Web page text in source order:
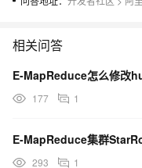
相关问答
177 1
E-MapReduce集群
293 1